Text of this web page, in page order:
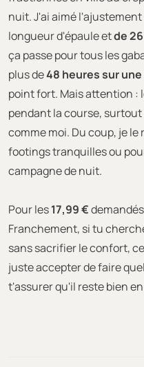
nuit. J'ai aimé l'ajustement
longueur d'épaule etde
ça passe pour tous les
plus de48 heures sur
point fort. Mais attention :
pendant la course,
comme moi. Du coup, je
footings tranquilles ou
campagne de nuit.
Pour les17,99 €
Franchement, si tu
sans sacrifier le confort,
juste accepter de faire
t'assurer qu'il reste bien